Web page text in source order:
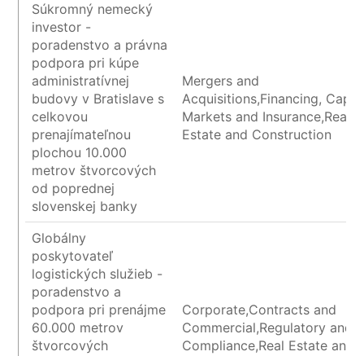
Súkromný nemecký
investor -
poradenstvo a právna
podpora pri kúpe
administratívnej
budovy v Bratislave s
celkovou
prenajímateľnou
plochou 10.000
metrov štvorcových
od poprednej
slovenskej banky
Mergers and
Acquisitions,Financing,
Markets and Insurance,Real
Estate and Construction
Globálny
poskytovateľ
logistických služieb -
poradenstvo a
podpora pri prenájme
60.000 metrov
štvorcových
Corporate,Contracts and
Commercial,Regulatory and
Compliance,Real Estate and